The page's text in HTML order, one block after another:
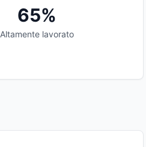
65%
Altamente lavorato